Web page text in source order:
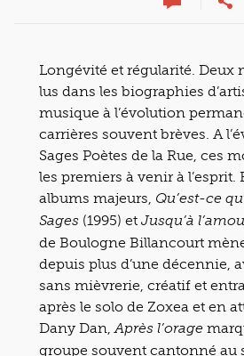
Longévité et régularité. Deux
lus dans les biographies
musique à l’évolution
carrières souvent brèves. A
Sages Poètes de la Rue, ces
les premiers à venir à l’esprit.
albums majeurs,
Qu’est-ce
Sages (1995) et Jusqu’à
de Boulogne Billancourt
depuis plus d’une décennie,
sans mièvrerie, créatif et
après le solo de Zoxea et en
Dany Dan, Après l’orage
groupe souvent cantonné au